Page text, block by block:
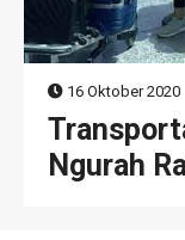
16 Oktober 2020
Ngurah